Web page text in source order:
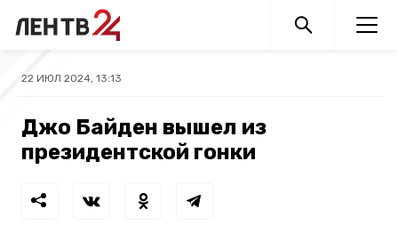
22 ИЮЛ 2024, 13:13
Джо Байден вышел из
президентской гонки